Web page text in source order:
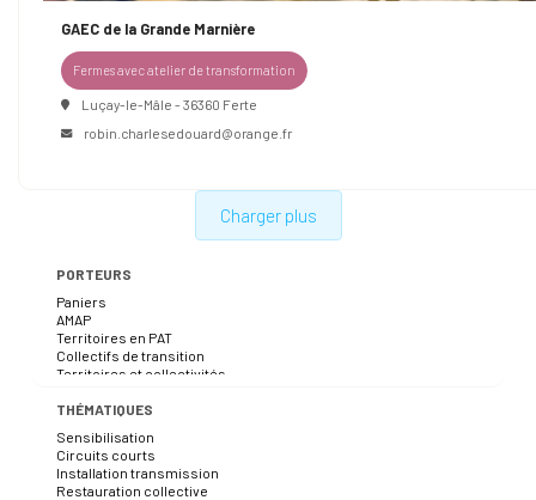
GAEC de la Grande Marnière
Fermes avec atelier de transformation
Luçay-le-Mâle - 36360 Ferte
robin.charlesedouard@orange.fr
Charger plus
PORTEURS
THÉMATIQUES